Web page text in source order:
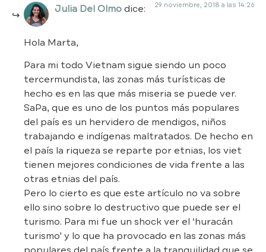
Julia Del Olmodice: 29 noviembre, 2018 a las 14:26
Hola Marta,
Para mi todo Vietnam sigue siendo un poco
tercermundista, las zonas más turísticas de
hecho es en las que más miseria se puede ver.
SaPa, que es uno de los puntos más populares
del país es un hervidero de mendigos, niños
trabajando e indígenas maltratados. De hecho en
el país la riqueza se reparte por etnias, los viet
tienen mejores condiciones de vida frente a las
otras etnias del país.
Pero lo cierto es que este artículo no va sobre
ello sino sobre lo destructivo que puede ser el
turismo. Para mi fue un shock ver el ‘huracán
turismo’ y lo que ha provocado en las zonas más